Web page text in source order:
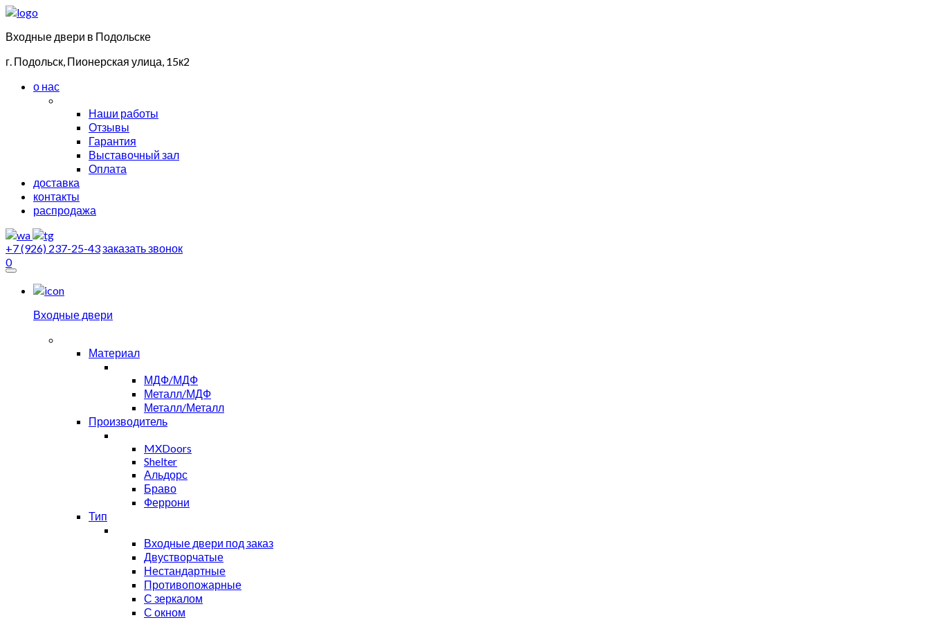
Входные двери в Подольске
г. Подольск, Пионерская улица, 15к2
о нас
Наши работы
Отзывы
Гарантия
Выставочный зал
Оплата
доставка
контакты
распродажа
+7 (926) 237-25-43заказать звонок
0
Входные двери
Материал
МДФ/МДФ
Металл/МДФ
Металл/Металл
Производитель
MXDoors
Shelter
Альдорс
Браво
Феррони
Тип
Входные двери под заказ
Двустворчатые
Нестандартные
Противопожарные
С зеркалом
С окном